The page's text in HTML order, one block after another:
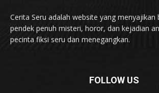
Cerita Seru adalah website yang menyajikan
pendek penuh misteri, horor, dan kejadian
pecinta fiksi seru dan menegangkan.
FOLLOW US